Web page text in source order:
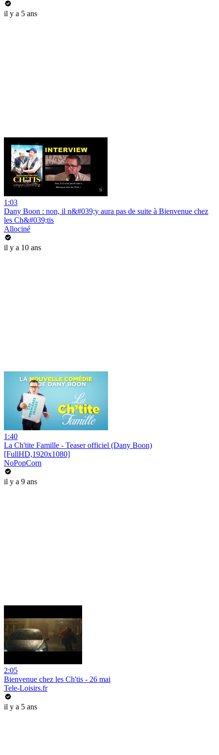
il y a 5 ans
1:03
Dany Boon : non, il n&#039;y aura pas de suite à Bienvenue chez
les Ch&#039;tis
Allociné
il y a 10 ans
1:40
La Ch'tite Famille - Teaser officiel (Dany Boon)
[FullHD,1920x1080]
NoPopCorn
il y a 9 ans
2:05
Bienvenue chez les Ch'tis - 26 mai
Tele-Loisirs.fr
il y a 5 ans